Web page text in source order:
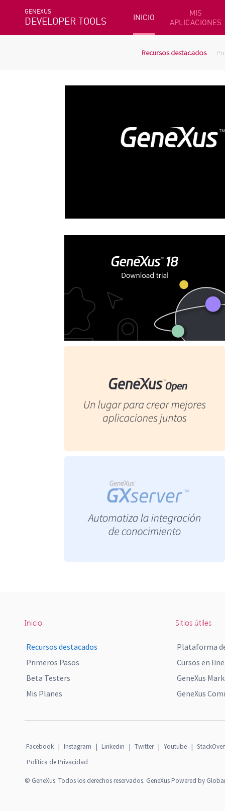
GENEXUS
DEVELOPER TOOLS INICIO
MIS
APLICACIONES
Recursos destacados
Inicio
Recursos destacados
Primeros Pasos
Beta Testers
Mis Planes
Sitios útiles
Plataforma
Cursos en
GeneXus
GeneXus
Facebook | Instagram | Linkedin | Twitter | Youtube |
Política de Privacidad
© GeneXus. Todos los derechos reservados. GeneXus Powered by